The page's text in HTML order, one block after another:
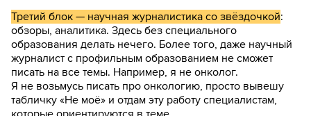
Третий блок — научная журналистика со звёздочкой:
обзоры, аналитика. Здесь без специального
образования делать нечего. Более того, даже научный
журналист с профильным образованием не сможет
писать на все темы. Например, я не онколог.
Я не возьмусь писать про онкологию, просто вывешу
табличку «Не моё» и отдам эту работу специалистам,